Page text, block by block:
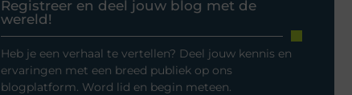
Registreer en deel jouw blog met de
wereld!
Heb je een verhaal te vertellen? Deel jouw kennis en
ervaringen met een breed publiek op ons
blogplatform. Word lid en begin meteen.